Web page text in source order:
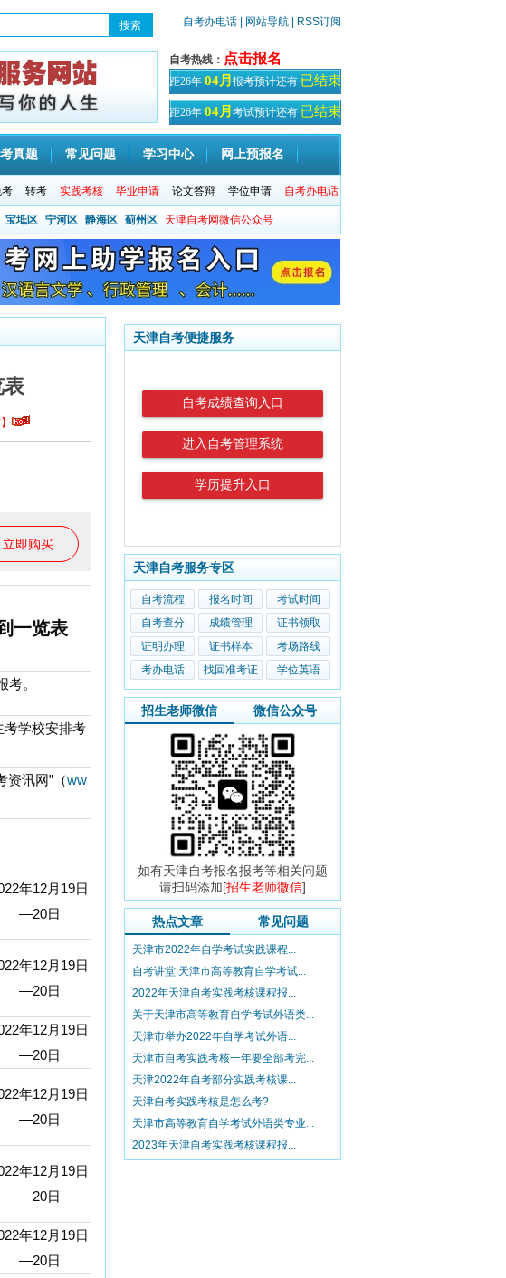
自考办电话 | 网站导航 | RSS订阅
自考热线： 点击报名
距26年 04月 报考预计还有 已结束
天！
距26年 04月 考试预计还有 已结束
天
真题 常见问题 学习中心 网上预报名
转考 实践考核 毕业申请 论文答辩 学位申请 自考办电话
宝坻区 宁河区 静海区 蓟州区 天津自考网微信公众号
表
立即购买
一览表
考。
考学校安排考
资讯网”（ww
年12月19日
—20日
年12月19日
—20日
年12月19日
—20日
年12月19日
—20日
年12月19日
—20日
年12月19日
—20日
天津自考便捷服务
自考成绩查询入口
进入自考管理系统
学历提升入口
天津自考服务专区
自考流程 报名时间
考试时间
自考查分
成绩管理
证书领取
证明办理
证书样本
考场路线
考办电话
找回准考证 学位英语
招生老师微信 微信公众号
如有天津自考报名报考等相关问题
请扫码添加[招生老师微信]
热点文章 常见问题
天津市2022年自学考试实践课程...
自考讲堂|天津市高等教育自学考试...
2022年天津自考实践考核课程报...
关于天津市高等教育自学考试外语类...
天津市举办2022年自学考试外语...
天津市自考实践考核一年要全部考完...
天津2022年自考部分实践考核课...
天津自考实践考核是怎么考?
天津市高等教育自学考试外语类专业...
2023年天津自考实践考核课程报...